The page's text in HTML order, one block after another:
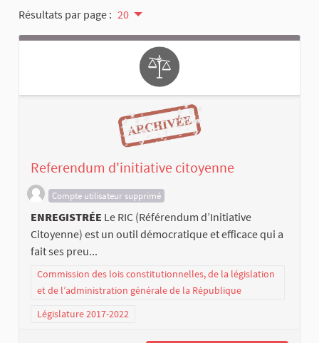
Résultats par page : 20
Referendum d'initiative citoyenne
Compte utilisateur supprimé
ENREGISTRÉE Le RIC (Référendum d’Initiative
Citoyenne) est un outil démocratique et efficace qui a
fait ses preu...
Commission des lois constitutionnelles, de la législation
et de l’administration générale de la République
Législature 2017-2022